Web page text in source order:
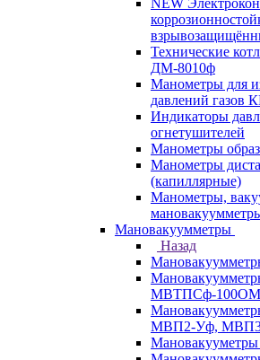
NEW
Технические
ДМ-8010ф
Манометры для
давлений газов
Индикаторы
огнетушителей
Манометры
Манометры
(капиллярные)
Манометры,
Мановакуумметры
Назад
МВТПСф-
МВП2-Уф,